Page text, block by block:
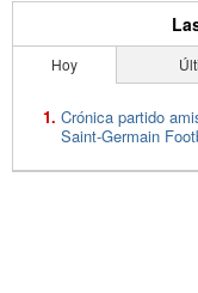
Hoy
Crónica partido
Saint-Germain